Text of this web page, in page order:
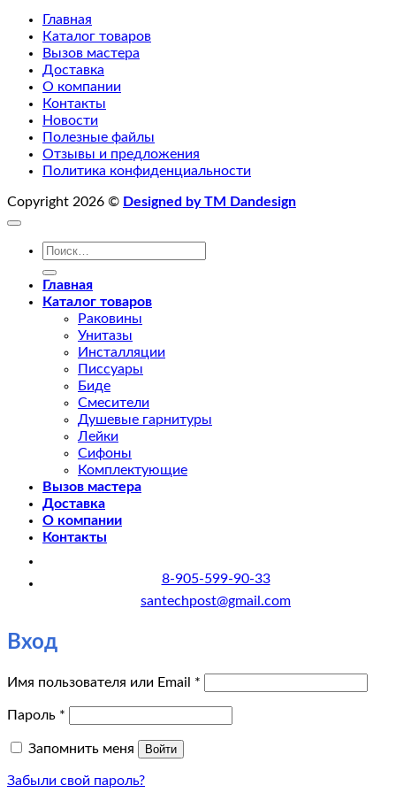
Главная
Каталог товаров
Вызов мастера
Доставка
О компании
Контакты
Новости
Полезные файлы
Отзывы и предложения
Политика конфиденциальности
Copyright 2026 © Designed by TM Dandesign
Искать:
Главная
Каталог товаров
Раковины
Унитазы
Инсталляции
Писсуары
Биде
Смесители
Душевые гарнитуры
Лейки
Сифоны
Комплектующие
Вызов мастера
Доставка
О компании
Контакты
8-905-599-90-33
santechpost@gmail.com
Вход
Имя пользователя или Email *
Пароль *
Запомнить меня Войти
Забыли свой пароль?